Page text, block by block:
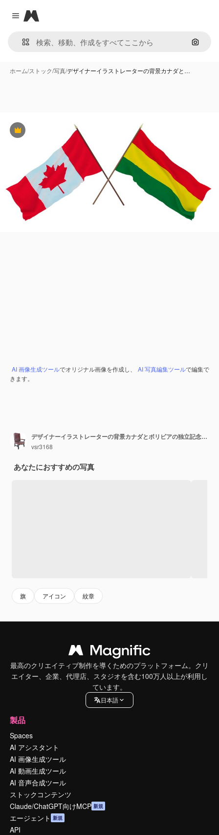
Close menu
Magnific
画像で
ホーム/ストック/写真/デザイナーイラストレーターの背景カナダと…
Premium
AI 画像生成ツールでオリジナル画像を作成し、 AI 写真編集ツールで編集で
きます。
デザイナーイラストレーターの背景カナダとボリビアの独立記念日旗
vsr3168
あなたにおすすめの写真
旗 アイコン 紋章
最高のクリエイティブ制作を導くためのプラットフォーム。クリ
エイター、企業、代理店、スタジオを含む100万人以上が利用し
ています。
日本語
製品
Spaces
AI アシスタント
AI 画像生成ツール
AI 動画生成ツール
AI 音声合成ツール
ストックコンテンツ
Claude/ChatGPT向けMCP 新規
エージェント 新規
API